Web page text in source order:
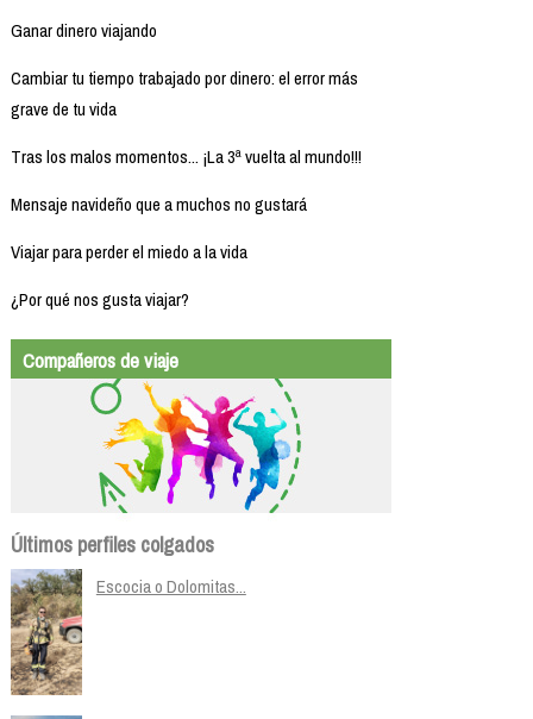
Ganar dinero viajando
Cambiar tu tiempo trabajado por dinero: el error más
grave de tu vida
Tras los malos momentos... ¡La 3ª vuelta al mundo!!!
Mensaje navideño que a muchos no gustará
Viajar para perder el miedo a la vida
¿Por qué nos gusta viajar?
Compañeros de viaje
Últimos perfiles colgados
Escocia o Dolomitas...